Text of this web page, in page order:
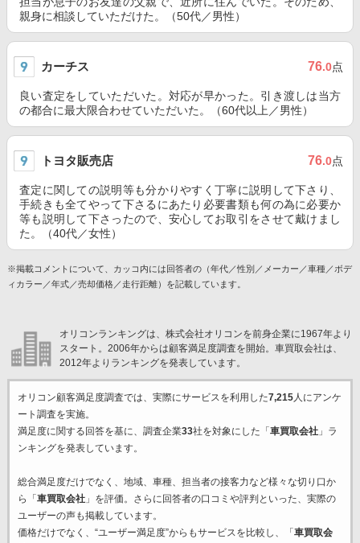
親身に相談していただけた。（50代／男性）
カーチス 76.0点
良い査定をしていただいた。対応が早かった。引き渡しは当方
の都合に最大限合わせていただいた。（60代以上／男性）
トヨタ販売店 76.0点
査定に関しての説明等も分かりやすく丁寧に説明して下さり、
手続きも全てやって下さるにあたり必要書類も何の為に必要か
等も説明して下さったので、安心してお取引をさせて戴けまし
た。（40代／女性）
※掲載コメントについて、カッコ内には回答者の（年代／性別／メーカー／車種／ボデ
ィカラー／年式／売却価格／走行距離）を記載しています。
オリコンランキングは、株式会社オリコンを前身企業に1967年より
スタート。2006年からは顧客満足度調査を開始。車買取会社は、
2012年よりランキングを発表しています。
オリコン顧客満足度調査では、実際にサービスを利用した7,215人にアンケ
ート調査を実施。
満足度に関する回答を基に、調査企業33社を対象にした「 車買取会社」ラ
ンキングを発表しています。
総合満足度だけでなく、地域、車種、担当者の接客力など様々な切り口か
ら「 車買取会社」を評価。さらに回答者の口コミや評判といった、実際の
ユーザーの声も掲載しています。
価格だけでなく、“ユーザー満足度”からもサービスを比較し、「 車買取会